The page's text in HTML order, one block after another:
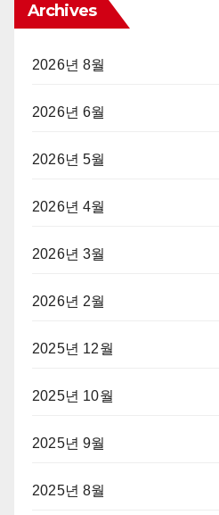
Archives
2026년 8월
2026년 6월
2026년 5월
2026년 4월
2026년 3월
2026년 2월
2025년 12월
2025년 10월
2025년 9월
2025년 8월